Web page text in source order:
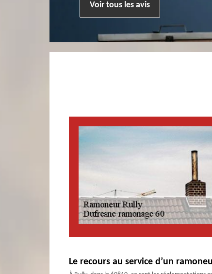
Voir tous les avis
Le recours au service d’un